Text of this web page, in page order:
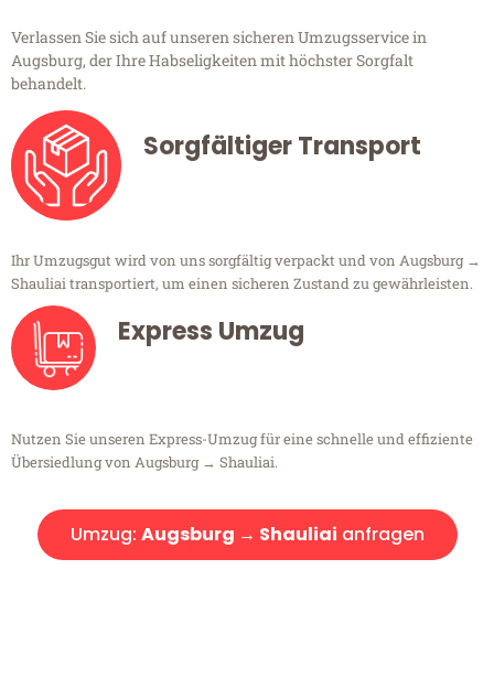
Verlassen Sie sich auf unseren sicheren Umzugsservice in
Augsburg, der Ihre Habseligkeiten mit höchster Sorgfalt
behandelt.
Sorgfältiger Transport
Ihr Umzugsgut wird von uns sorgfältig verpackt und von Augsburg →
Shauliai transportiert, um einen sicheren Zustand zu gewährleisten.
Express Umzug
Nutzen Sie unseren Express-Umzug für eine schnelle und effiziente
Übersiedlung von Augsburg → Shauliai.
Umzug: Augsburg → Shauliai anfragen